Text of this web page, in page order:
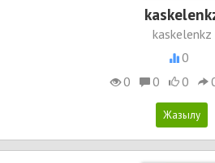
kaskelenkz
0
0
0 0